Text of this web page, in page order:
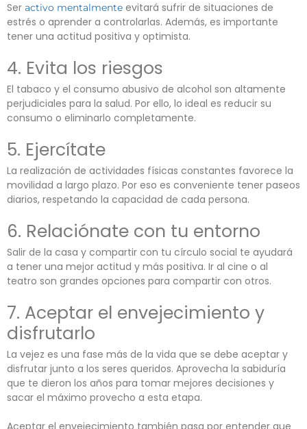
Ser activo mentalmente evitará sufrir de situaciones de
estrés o aprender a controlarlas. Además, es importante
tener una actitud positiva y optimista.
4. Evita los riesgos
El tabaco y el consumo abusivo de alcohol son altamente
perjudiciales para la salud. Por ello, lo ideal es reducir su
consumo o eliminarlo completamente.
5. Ejercítate
La realización de actividades físicas constantes favorece la
movilidad a largo plazo. Por eso es conveniente tener paseos
diarios, respetando la capacidad de cada persona.
6. Relaciónate con tu entorno
Salir de la casa y compartir con tu círculo social te ayudará
a tener una mejor actitud y más positiva. Ir al cine o al
teatro son grandes opciones para compartir con otros.
7. Aceptar el envejecimiento y
disfrutarlo
La vejez es una fase más de la vida que se debe aceptar y
disfrutar junto a los seres queridos. Aprovecha la sabiduría
que te dieron los años para tomar mejores decisiones y
sacar el máximo provecho a esta etapa.